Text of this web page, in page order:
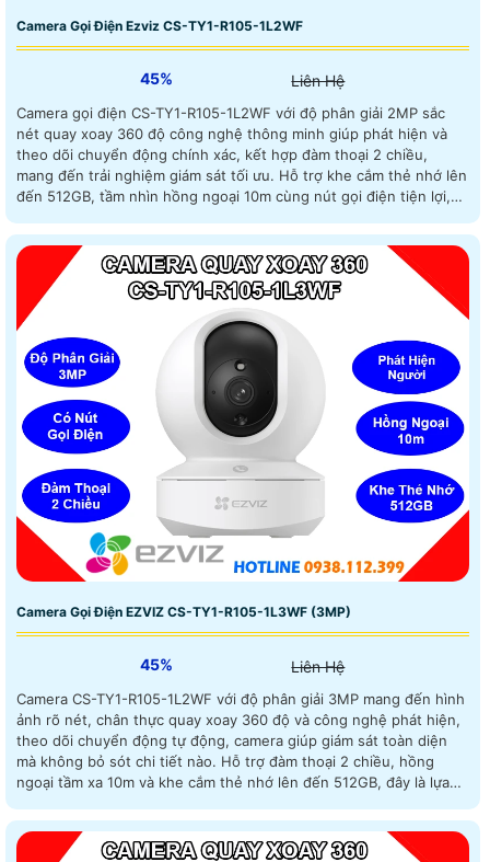
Camera Gọi Điện Ezviz CS-TY1-R105-1L2WF
45% Liên Hệ
Camera gọi điện CS-TY1-R105-1L2WF với độ phân giải 2MP sắc
nét quay xoay 360 độ công nghệ thông minh giúp phát hiện và
theo dõi chuyển động chính xác, kết hợp đàm thoại 2 chiều,
mang đến trải nghiệm giám sát tối ưu. Hỗ trợ khe cắm thẻ nhớ lên
đến 512GB, tầm nhìn hồng ngoại 10m cùng nút gọi điện tiện lợi,
Camera Gọi Điện EZVIZ CS-TY1-R105-1L3WF (3MP)
45% Liên Hệ
Camera CS-TY1-R105-1L2WF với độ phân giải 3MP mang đến hình
ảnh rõ nét, chân thực quay xoay 360 độ và công nghệ phát hiện,
theo dõi chuyển động tự động, camera giúp giám sát toàn diện
mà không bỏ sót chi tiết nào. Hỗ trợ đàm thoại 2 chiều, hồng
ngoại tầm xa 10m và khe cắm thẻ nhớ lên đến 512GB, đây là lựa